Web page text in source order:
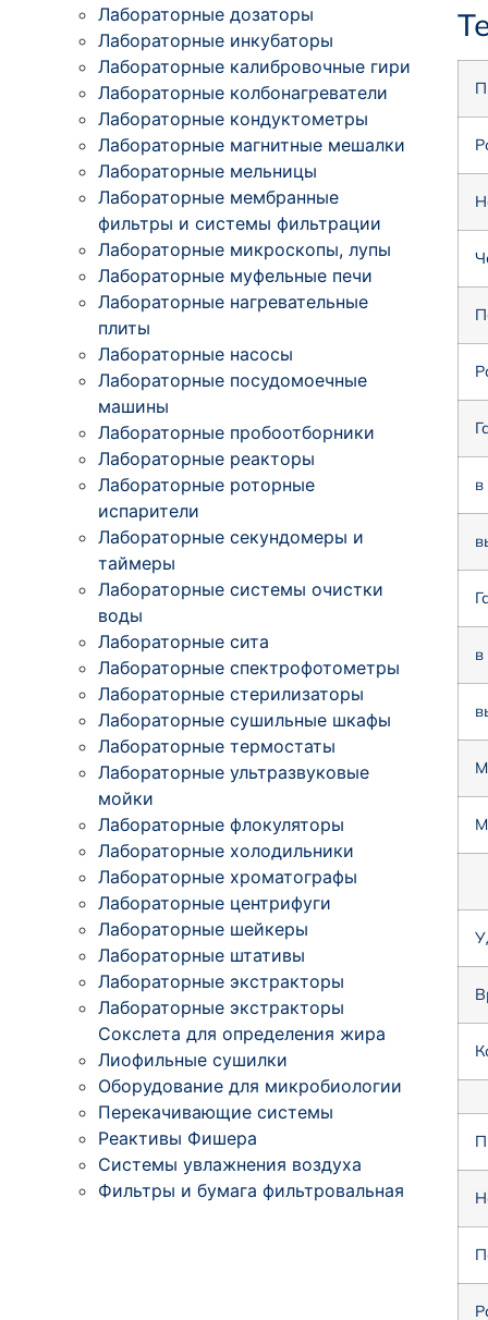
Лабораторные дозаторы
Лабораторные инкубаторы
Лабораторные калибровочные гири
Лабораторные колбонагреватели
Лабораторные кондуктометры
Лабораторные магнитные мешалки
Лабораторные мельницы
Лабораторные мембранные
фильтры и системы фильтрации
Лабораторные микроскопы, лупы
Лабораторные муфельные печи
Лабораторные нагревательные
плиты
Лабораторные насосы
Лабораторные посудомоечные
машины
Лабораторные пробоотборники
Лабораторные реакторы
Лабораторные роторные
испарители
Лабораторные секундомеры и
таймеры
Лабораторные системы очистки
воды
Лабораторные сита
Лабораторные спектрофотометры
Лабораторные стерилизаторы
Лабораторные сушильные шкафы
Лабораторные термостаты
Лабораторные ультразвуковые
мойки
Лабораторные флокуляторы
Лабораторные холодильники
Лабораторные хроматографы
Лабораторные центрифуги
Лабораторные шейкеры
Лабораторные штативы
Лабораторные экстракторы
Лабораторные экстракторы
Сокслета для определения жира
Лиофильные сушилки
Оборудование для микробиологии
Перекачивающие системы
Реактивы Фишера
Системы увлажнения воздуха
Фильтры и бумага фильтровальная